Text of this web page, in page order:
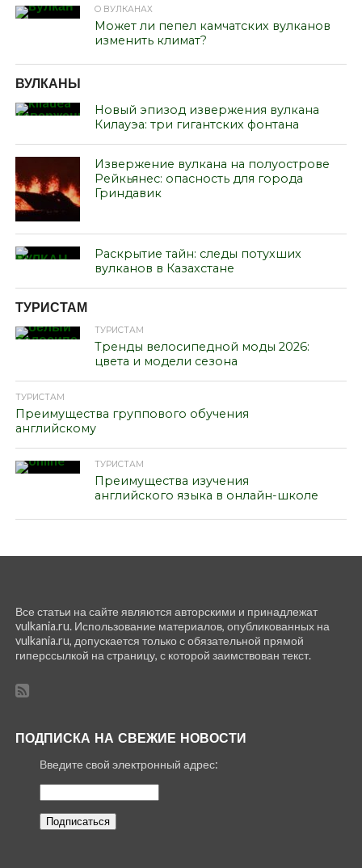
О ВУЛКАНАХ
Может ли пепел камчатских вулканов
изменить климат?
ВУЛКАНЫ
Новый эпизод извержения вулкана
Килауэа: три гигантских фонтана
Извержение вулкана на полуострове
Рейкьянес: опасность для города
Гриндавик
Раскрытие тайн: следы потухших
вулканов в Казахстане
ТУРИСТАМ
ТУРИСТАМ
Тренды велосипедной моды 2026:
цвета и модели сезона
ТУРИСТАМ
Преимущества группового обучения
английскому
ТУРИСТАМ
Преимущества изучения
английского языка в онлайн-школе
Все статьи на сайте являются авторскими и принадлежат
vulkania.ru. Использование материалов, опубликованных на
vulkania.ru, допускается только с обязательной прямой
гиперссылкой на страницу, с которой заимствован текст.
ПОДПИСКА НА СВЕЖИЕ НОВОСТИ
Введите свой электронный адрес: